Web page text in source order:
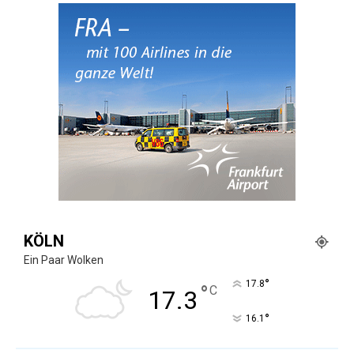
KÖLN
Ein Paar Wolken
17.3 °C 17.8°
16.1 °